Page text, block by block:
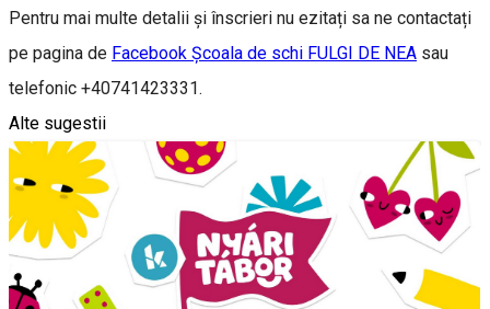
Pentru mai multe detalii și înscrieri nu ezitați sa ne contactați
pe pagina de Facebook Școala de schi FULGI DE NEA sau
telefonic +40741423331.
Alte sugestii